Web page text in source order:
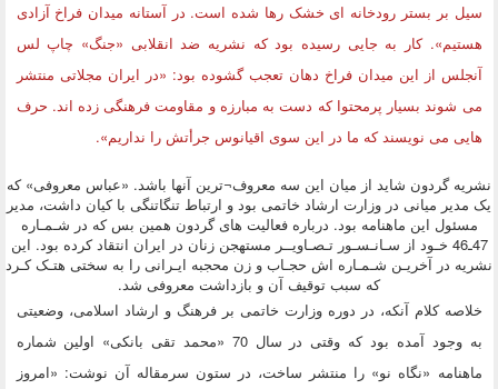
سیل بر بستر رودخانه ای خشک رها شده است. در آستانه میدان فراخ آزادی
هستیم». کار به جایی رسیده بود که نشریه ضد انقلابی «جنگ» چاپ لس
آنجلس از این میدان فراخ دهان تعجب گشوده بود: «در ایران مجلاتی منتشر
می شوند بسیار پرمحتوا که دست به مبارزه و مقاومت فرهنگی زده اند. حرف
هایی می نویسند که ما در این سوی اقیانوس جرأتش را نداریم».
نشریه گردون شاید از میان این سه معروف¬ترین آنها باشد. «عباس معروفی» که
یک مدیر میانی در وزارت ارشاد خاتمی بود و ارتباط تنگاتنگی با کیان داشت، مدیر
مسئول این ماهنامه بود. درباره فعالیت های گردون همین بس که در شـمـاره
47ـ46 خـود از سـانـسـور تـصـاویــر مستهجن زنان در ایران انتقاد کرده بود. این
نشریه در آخریـن شـمـاره اش حجـاب و زن محجبه ایـرانى را به سختى هتـک کـرد
که سبب توقیف آن و بازداشت معروفى شد.
خلاصه کلام آنکه، در دوره وزارت خاتمی بر فرهنگ و ارشاد اسلامی، وضعیتی
به وجود آمده بود که وقتی در سال 70 «محمد تقی بانکی» اولین شماره
ماهنامه «نگاه نو» را منتشر ساخت، در ستون سرمقاله آن نوشت: «امروز